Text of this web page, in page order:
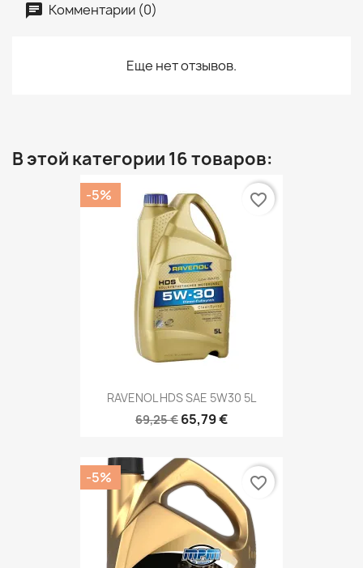
Комментарии (0)
Еще нет отзывов.
В этой категории 16 товаров:
RAVENOL HDS SAE 5W30 5L
69,25 € 65,79 €
-5% favorite_border
-5% favorite_border